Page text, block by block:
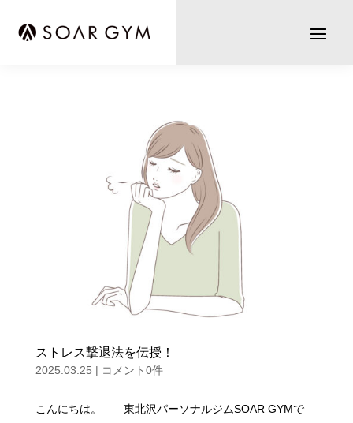
ストレス撃退法を伝授！
2025.03.25 | コメント0件
こんにちは。 東北沢パーソナルジムSOAR GYMで